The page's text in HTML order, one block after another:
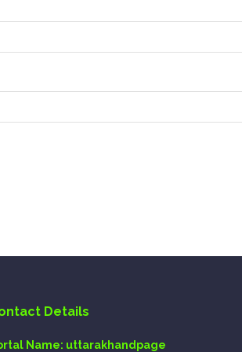
Details
Name: uttarakhandpage